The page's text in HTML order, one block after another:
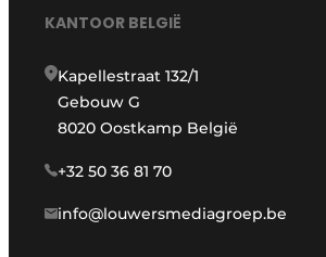
KANTOOR BELGIË
Kapellestraat 132/1
Gebouw G
8020 Oostkamp België
+32 50 36 81 70
info@louwersmediagroep.be